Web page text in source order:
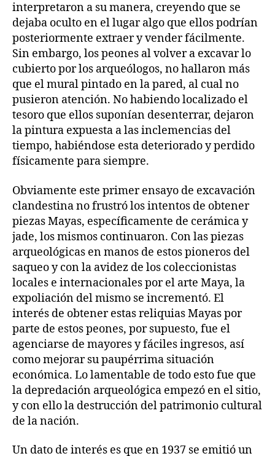
interpretaron a su manera, creyendo que se
dejaba oculto en el lugar algo que ellos podrían
posteriormente extraer y vender fácilmente.
Sin embargo, los peones al volver a excavar lo
cubierto por los arqueólogos, no hallaron más
que el mural pintado en la pared, al cual no
pusieron atención. No habiendo localizado el
tesoro que ellos suponían desenterrar, dejaron
la pintura expuesta a las inclemencias del
tiempo, habiéndose esta deteriorado y perdido
físicamente para siempre.
Obviamente este primer ensayo de excavación
clandestina no frustró los intentos de obtener
piezas Mayas, específicamente de cerámica y
jade, los mismos continuaron. Con las piezas
arqueológicas en manos de estos pioneros del
saqueo y con la avidez de los coleccionistas
locales e internacionales por el arte Maya, la
expoliación del mismo se incrementó. El
interés de obtener estas reliquias Mayas por
parte de estos peones, por supuesto, fue el
agenciarse de mayores y fáciles ingresos, así
como mejorar su paupérrima situación
económica. Lo lamentable de todo esto fue que
la depredación arqueológica empezó en el sitio,
y con ello la destrucción del patrimonio cultural
de la nación.
Un dato de interés es que en 1937 se emitió un